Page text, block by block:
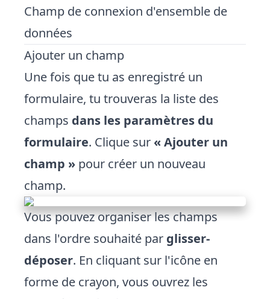
Champ de connexion d'ensemble de
données
Ajouter un champ
Une fois que tu as enregistré un
formulaire, tu trouveras la liste des
champs dans les paramètres du
formulaire. Clique sur « Ajouter un
champ » pour créer un nouveau
champ.
Vous pouvez organiser les champs
dans l'ordre souhaité par glisser-
déposer. En cliquant sur l'icône en
forme de crayon, vous ouvrez les